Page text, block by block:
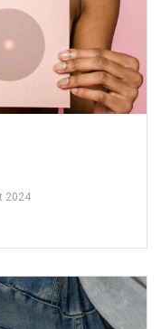
2024